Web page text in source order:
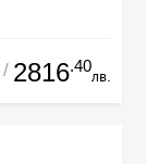
/ 2816.40
лв.